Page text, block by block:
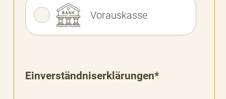
Vorauskasse
Einverständniserklärungen*